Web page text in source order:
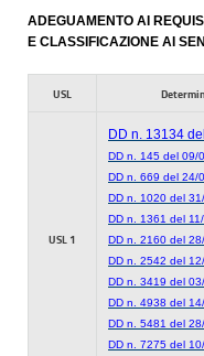
ADEGUAMENTO AI
E CLASSIFICAZIONE AI
USL
USL 1
DD n. 13134
DD n. 145 del 09/
DD n. 669 del 24/
DD n. 1020 del
DD n. 1361 del
DD n. 2160 del
DD n. 2542 del
DD n. 3419 del
DD n. 4938 del
DD n. 5481 del
DD n. 7275 del